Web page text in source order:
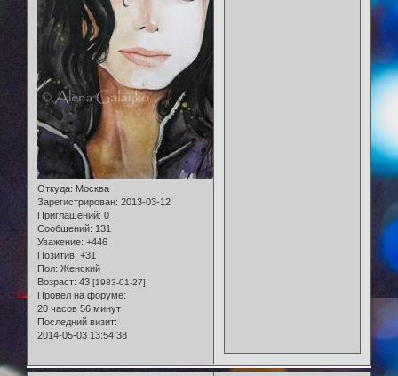
Откуда: Москва
Зарегистрирован: 2013-03-12
Приглашений: 0
Сообщений: 131
Уважение: +446
Позитив: +31
Пол: Женский
Возраст: 43 [1983-01-27]
Провел на форуме:
20 часов 56 минут
Последний визит:
2014-05-03 13:54:38